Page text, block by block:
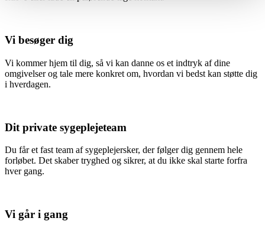
Vi besøger dig
Vi kommer hjem til dig, så vi kan danne os et indtryk af dine
omgivelser og tale mere konkret om, hvordan vi bedst kan støtte dig
i hverdagen.
Dit private sygeplejeteam
Du får et fast team af sygeplejersker, der følger dig gennem hele
forløbet. Det skaber tryghed og sikrer, at du ikke skal starte forfra
hver gang.
Vi går i gang